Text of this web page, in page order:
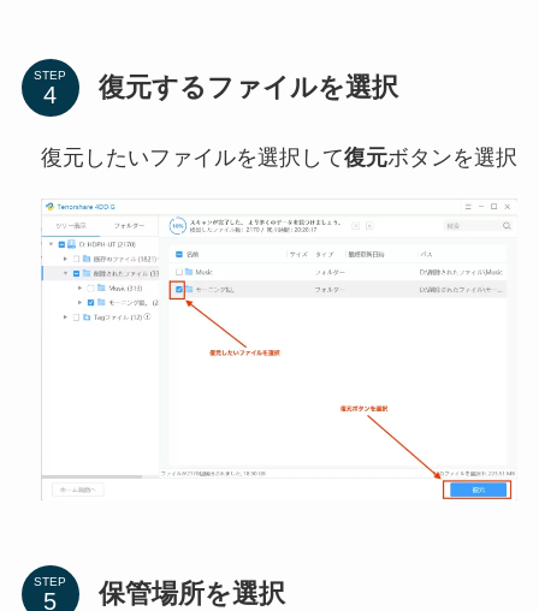
STEP 復元するファイルを選択
復元したいファイルを選択して復元ボタンを選択
STEP 保管場所を選択